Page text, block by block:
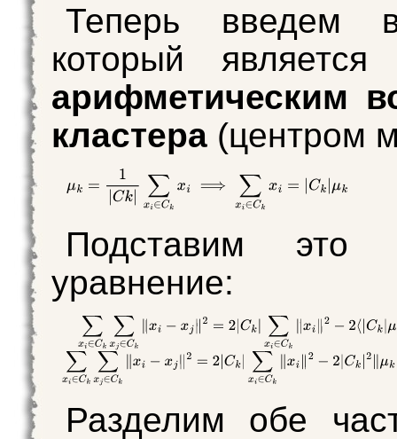
Теперь введем
который
арифметическим
кластера (центром
Подставим
уравнение:
Разделим обе